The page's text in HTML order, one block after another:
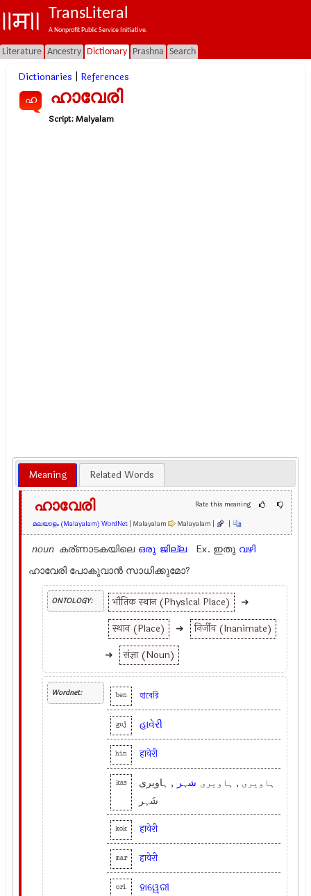
TransLiteral
A Nonprofit Public Service Initiative.
Literature Ancestry Dictionary Prashna Search
Dictionaries References
ഹ ഹാവേരി
Script:Malyalam
Meaning Related Words
Rate this meaning
ഹാവേരി
മലയാളം (Malayalam) WordNet | Malayalam Malayalam | |
noun കര്ണാടകയിലെ ഒരു ജില്ല Ex. ഇതു വഴി
ഹാവേരി പോകുവാന്‍ സാധിക്കുമോ?
ONTOLOGY: भौतिक स्थान (Physical Place)
➜
स्थान (Place)
➜
निर्जीव (Inanimate)
➜
संज्ञा (Noun)
Wordnet: ben হাবেরি
guj હાવેરી
hin हावेरी
kas ہاویری , ہاویری شہر , ہاویری
شَہر
kok हावेरी
mar हावेरी
ori ହାୱେରୀ